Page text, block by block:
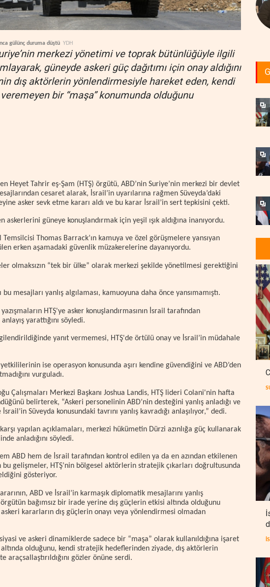
gülünç duruma düştü YDH
merkezi yönetimi ve toprak bütünlüğüyle ilgili
güneyde askeri güç dağıtımı için onay aldığını
dış aktörlerin yönlendirmesiyle hareket eden, kendi
veremeyen bir “maşa” konumunda olduğunu
Heyet Tahrir eş-Şam (HTŞ) örgütü, ABD’nin Suriye’nin merkezi bir devlet
cesaret alarak, İsrail’in uyarılarına rağmen Süveyda’daki
asker sevk etme kararı aldı ve bu karar İsrail’in sert tepkisini çekti.
askerlerini güneye konuşlandırmak için yeşil ışık aldığına inanıyordu.
Temsilcisi Thomas Barrack’ın kamuya ve özel görüşmelere yansıyan
erken aşamadaki güvenlik müzakerelerine dayanıyordu.
olmaksızın “tek bir ülke” olarak merkezi şekilde yönetilmesi gerektiğini
bu mesajları yanlış algılaması, kamuoyuna daha önce yansımamıştı.
HTŞ'ye asker konuşlandırmasının İsrail tarafından
yarattığını söyledi.
yanıt vermemesi, HTŞ'de örtülü onay ve İsrail’in müdahale
ise operasyon konusunda aşırı kendine güvendiğini ve ABD’den
vurguladı.
Çalışmaları Merkezi Başkanı Joshua Landis, HTŞ lideri Colani'nin hafta
belirterek, “Askeri personelinin ABD’nin desteğini yanlış anladığı ve
Süveyda konusundaki tavrını yanlış kavradığı anlaşılıyor,” dedi.
yapılan açıklamaları, merkezi hükümetin Dürzi azınlığa güç kullanarak
anladığını söyledi.
ABD hem de İsrail tarafından kontrol edilen ya da en azından etkilenen
gelişmeler, HTŞ’nin bölgesel aktörlerin stratejik çıkarları doğrultusunda
gösteriyor.
ABD ve İsrail’in karmaşık diplomatik mesajlarını yanlış
bağımsız bir irade yerine dış güçlerin etkisi altında olduğunu
kararların dış güçlerin onayı veya yönlendirmesi olmadan
ve askeri dinamiklerde sadece bir “maşa” olarak kullanıldığına işaret
olduğunu, kendi stratejik hedeflerinden ziyade, dış aktörlerin
gözler önüne serdi.